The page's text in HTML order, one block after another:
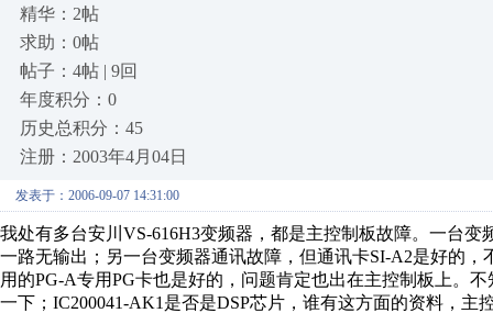
精华：2帖
求助：0帖
帖子：4帖 | 9回
年度积分：0
历史总积分：45
注册：2003年4月04日
发表于：2006-09-07 14:31:00
我处有多台安川VS-616H3变频器，都是主控制板故障。一台
一路无输出；另一台变频器通讯故障，但通讯卡SI-A2是好的
用的PG-A专用PG卡也是好的，问题肯定也出在主控制板上。
一下；IC200041-AK1是否是DSP芯片，谁有这方面的资料，主